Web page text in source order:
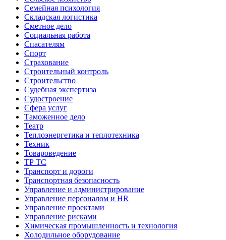
Семейная психология
Складская логистика
Сметное дело
Социальная работа
Спасателям
Спорт
Страхование
Строительный контроль
Строительство
Судебная экспертиза
Судостроение
Сфера услуг
Таможенное дело
Театр
Теплоэнергетика и теплотехника
Техник
Товароведение
ТР ТС
Транспорт и дороги
Транспортная безопасность
Управление и администрирование
Управление персоналом и HR
Управление проектами
Управление рисками
Химическая промышленность и технология
Холодильное оборудование